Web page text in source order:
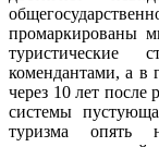
промаркированы
комендантами, а в
через 10 лет после
системы
туризма опять